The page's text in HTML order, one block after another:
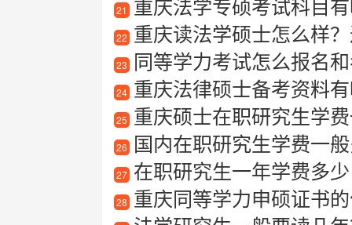
21
22 重庆读法学硕士怎么样
23 同等学力考试怎么报名
24 重庆法律硕士备考资料
25 重庆硕士在职研究生学费一
26 国内在职研究生学费一
27 在职研究生一年学费多少
28 重庆同等学力申硕证书